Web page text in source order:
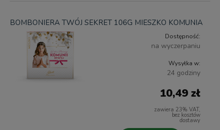
BOMBONIERA TWÓJ SEKRET 106G MIESZKO KOMUNIA
Dostępność:
na wyczerpaniu
Wysyłka w:
24 godziny
10,49 zł
zawiera 23% VAT,
bez kosztów
dostawy